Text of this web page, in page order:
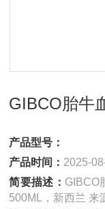
GIBCO胎牛
产品型号：
产品时间： 2025-
简要描述： GIBCO
500ML，新西兰 来